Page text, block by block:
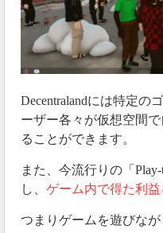
Decentralandには特定の
ーザー各々が仮想空間
ることができます。
また、今流行りの「
し、 ゲーム内で得た利
つまりゲームを遊びなが